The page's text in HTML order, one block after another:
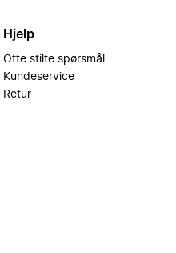
Hjelp
Ofte stilte spørsmål
Kundeservice
Retur